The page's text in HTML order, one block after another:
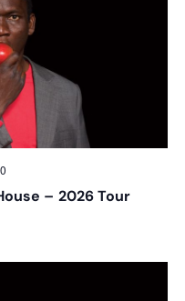
– 2026 Tour